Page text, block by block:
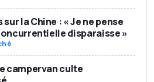
sur la Chine : « Je ne pense
disparaisse »
campervan culte